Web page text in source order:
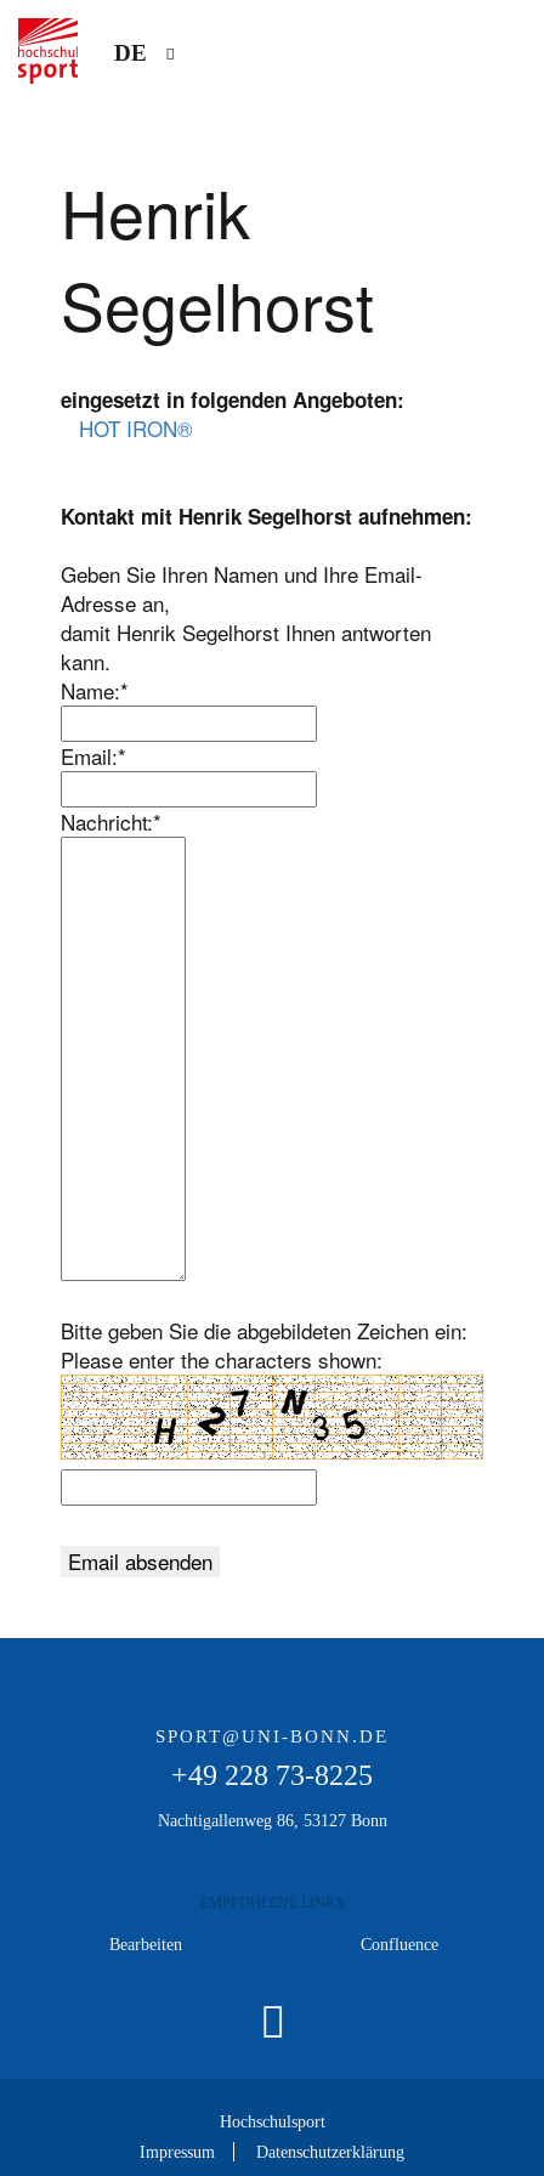
DE
Henrik
Segelhorst
eingesetzt in folgenden Angeboten:
HOT IRON®
Kontakt mit Henrik Segelhorst aufnehmen:
Geben Sie Ihren Namen und Ihre Email-
Adresse an,
damit Henrik Segelhorst Ihnen antworten
kann.
Name:*
Email:*
Nachricht:*
Bitte geben Sie die abgebildeten Zeichen ein:
Please enter the characters shown:
SPORT@UNI-BONN.DE
+49 228 73-8225
Nachtigallenweg 86, 53127 Bonn
EMPFOHLENE LINKS
Bearbeiten Confluence
Hochschulsport
Impressum
Datenschutzerklärung